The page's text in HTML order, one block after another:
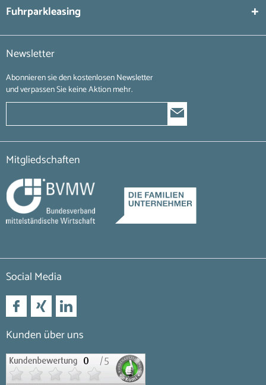
Fuhrparkleasing
Newsletter
Abonnieren sie den kostenlosen Newsletter
und verpassen Sie keine Aktion mehr.
Mitgliedschaften
Social Media
Kunden über uns